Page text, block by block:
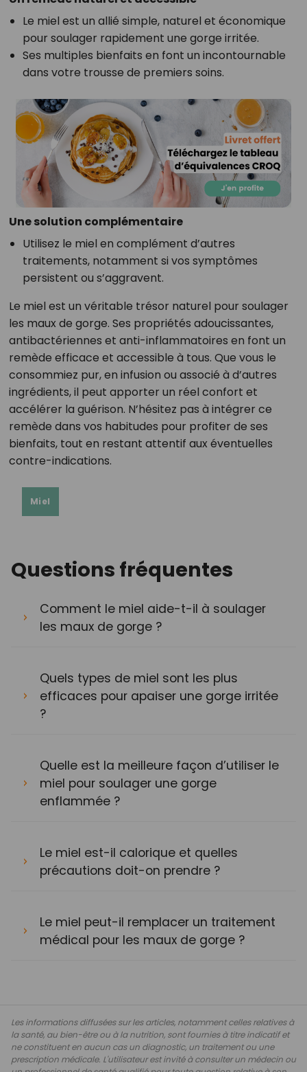
Le miel est un allié simple, naturel et économique
pour soulager rapidement une gorge irritée.
Ses multiples bienfaits en font un incontournable
dans votre trousse de premiers soins.
Une solution complémentaire
Utilisez le miel en complément d’autres
traitements, notamment si vos symptômes
persistent ou s’aggravent.
Le miel est un véritable trésor naturel pour soulager
les maux de gorge. Ses propriétés adoucissantes,
antibactériennes et anti-inflammatoires en font un
remède efficace et accessible à tous. Que vous le
consommiez pur, en infusion ou associé à d’autres
ingrédients, il peut apporter un réel confort et
accélérer la guérison. N’hésitez pas à intégrer ce
remède dans vos habitudes pour profiter de ses
bienfaits, tout en restant attentif aux éventuelles
contre-indications.
Miel
Questions fréquentes
Comment le miel aide-t-il à soulager
les maux de gorge ?
Quels types de miel sont les plus
efficaces pour apaiser une gorge irritée
?
Quelle est la meilleure façon d’utiliser le
miel pour soulager une gorge
enflammée ?
Le miel est-il calorique et quelles
précautions doit-on prendre ?
Le miel peut-il remplacer un traitement
médical pour les maux de gorge ?
Les informations diffusées sur les articles, notamment celles relatives à
la santé, au bien-être ou à la nutrition, sont fournies à titre indicatif et
ne constituent en aucun cas un diagnostic, un traitement ou une
prescription médicale. L'utilisateur est invité à consulter un médecin ou